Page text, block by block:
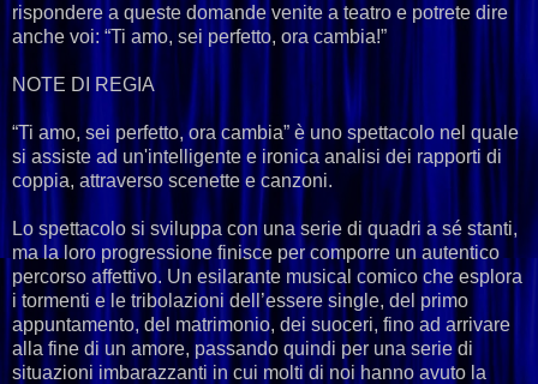
rispondere a queste domande venite a teatro e potrete dire
anche voi: “Ti amo, sei perfetto, ora cambia!”
NOTE DI REGIA
“Ti amo, sei perfetto, ora cambia” è uno spettacolo nel quale
si assiste ad un'intelligente e ironica analisi dei rapporti di
coppia, attraverso scenette e canzoni.
Lo spettacolo si sviluppa con una serie di quadri a sé stanti,
ma la loro progressione finisce per comporre un autentico
percorso affettivo. Un esilarante musical comico che esplora
i tormenti e le tribolazioni dell’essere single, del primo
appuntamento, del matrimonio, dei suoceri, fino ad arrivare
alla fine di un amore, passando quindi per una serie di
situazioni imbarazzanti in cui molti di noi hanno avuto la